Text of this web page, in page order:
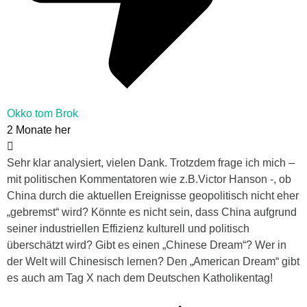
Okko tom Brok
2 Monate her
Sehr klar analysiert, vielen Dank. Trotzdem frage ich mich –
mit politischen Kommentatoren wie z.B.Victor Hanson -, ob
China durch die aktuellen Ereignisse geopolitisch nicht eher
„gebremst“ wird? Könnte es nicht sein, dass China aufgrund
seiner industriellen Effizienz kulturell und politisch
überschätzt wird? Gibt es einen „Chinese Dream“? Wer in
der Welt will Chinesisch lernen? Den „American Dream“ gibt
es auch am Tag X nach dem Deutschen Katholikentag!